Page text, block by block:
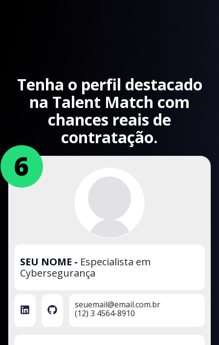
Tenha o perfil destacado
na Talent Match com
chances reais de
contratação.
SEU NOME - Especialista em
Cybersegurança
seuemail@email.com.br
(12) 3 4564-8910